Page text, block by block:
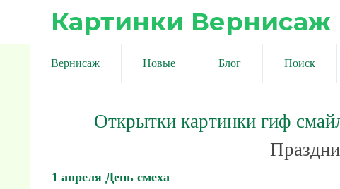
Картинки Вернисаж
Вернисаж Новые Блог Поиск
Открытки картинки гиф
1 апреля День смеха